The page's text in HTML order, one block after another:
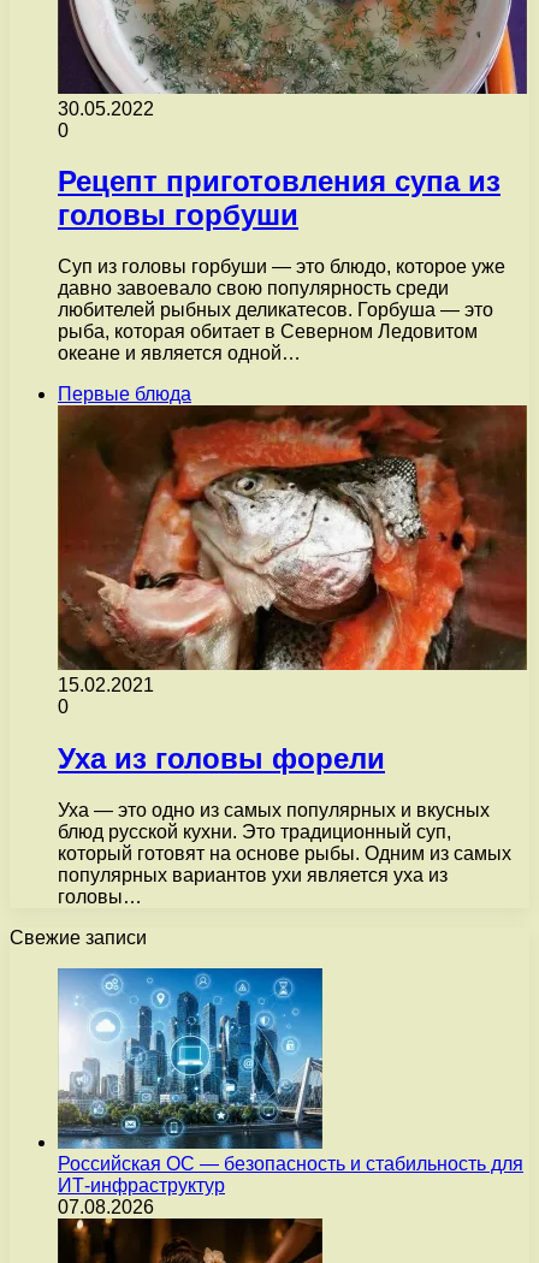
30.05.2022
0
Рецепт приготовления супа из
головы горбуши
Суп из головы горбуши — это блюдо, которое уже
давно завоевало свою популярность среди
любителей рыбных деликатесов. Горбуша — это
рыба, которая обитает в Северном Ледовитом
океане и является одной…
Первые блюда
15.02.2021
0
Уха из головы форели
Уха — это одно из самых популярных и вкусных
блюд русской кухни. Это традиционный суп,
который готовят на основе рыбы. Одним из самых
популярных вариантов ухи является уха из
головы…
Свежие записи
Российская ОС — безопасность и стабильность для
ИТ-инфраструктур
07.08.2026